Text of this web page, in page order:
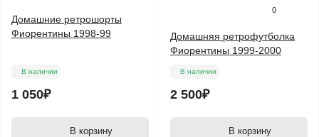
Домашние ретрошорты
Фиорентины 1998-99
В наличии
1 050₽
В корзину
0
Домашняя ретрофутболка
Фиорентины 1999-2000
В наличии
2 500₽
В корзину